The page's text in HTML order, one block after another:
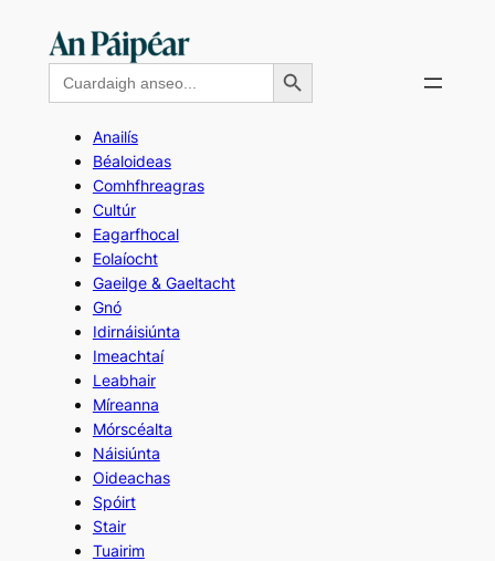
contentSearch
for:
Search Button
Anailís
Béaloideas
Comhfhreagras
Cultúr
Eagarfhocal
Eolaíocht
Gaeilge & Gaeltacht
Gnó
Idirnáisiúnta
Imeachtaí
Leabhair
Míreanna
Mórscéalta
Náisiúnta
Oideachas
Spóirt
Stair
Tuairim